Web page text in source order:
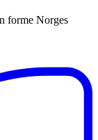
forme Norges